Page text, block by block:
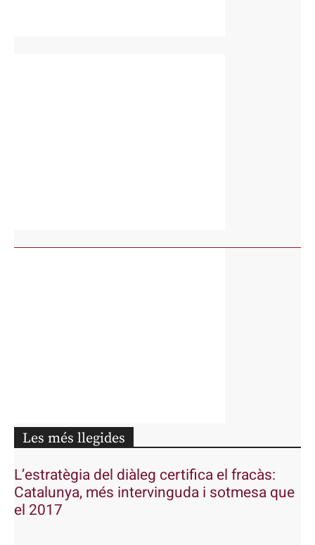
Les més llegides
L’estratègia del diàleg certifica el fracàs:
Catalunya, més intervinguda i sotmesa que
el 2017